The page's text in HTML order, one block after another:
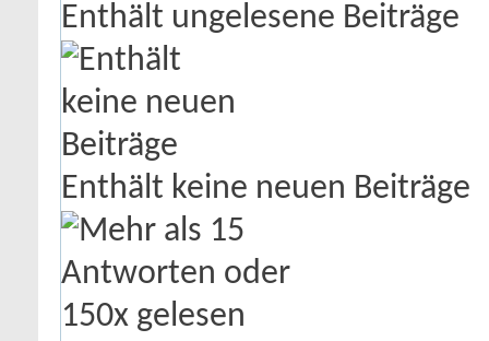
Enthält ungelesene Beiträge
Enthält keine neuen Beiträge